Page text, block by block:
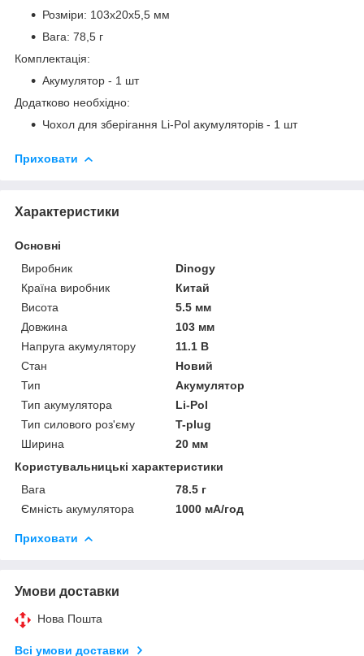
Розміри: 103x20x5,5 мм
Вага: 78,5 г
Комплектація:
Акумулятор - 1 шт
Додатково необхідно:
Чохол для зберігання Li-Pol акумуляторів - 1 шт
Приховати
Характеристики
Основні
Виробник
Dinogy
Країна виробник
Китай
Висота
5.5 мм
Довжина
103 мм
Напруга акумулятору
11.1 В
Стан
Новий
Тип
Акумулятор
Тип акумулятора
Li-Pol
Тип силового роз'єму
T-plug
Ширина
20 мм
Користувальницькі характеристики
Вага
78.5 г
Ємність акумулятора
1000 мА/год
Приховати
Умови доставки
Нова Пошта
Всі умови доставки